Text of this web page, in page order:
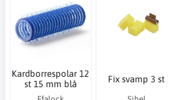
Kardborrespolar 12
st 15 mm blå
Fix svamp 3 st